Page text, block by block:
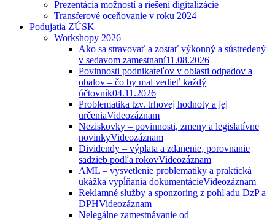
Prezentácia možností a riešení digitalizácie
Transferové oceňovanie v roku 2024
Podujatia ZÚSK
Workshopy 2026
Ako sa stravovať a zostať výkonný a sústredený
v sedavom zamestnaní11.08.2026
Povinnosti podnikateľov v oblasti odpadov a
obalov – čo by mal vedieť každý
účtovník04.11.2026
Problematika tzv. trhovej hodnoty a jej
určeniaVideozáznam
Neziskovky – povinnosti, zmeny a legislatívne
novinkyVideozáznam
Dividendy – výplata a zdanenie, porovnanie
sadzieb podľa rokovVideozáznam
AML – vysvetlenie problematiky a praktická
ukážka vypĺňania dokumentácieVideozáznam
Reklamné služby a sponzoring z pohľadu DzP a
DPHVideozáznam
Nelegálne zamestnávanie od